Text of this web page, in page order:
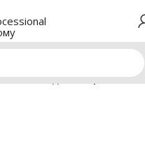
COMBI жидкий акри-гель